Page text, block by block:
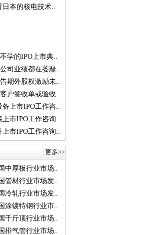
日本的核电技术..
学的IPO上市典..
司业绩都在萎靡..
告期外股权激励未..
户签收单或验收..
上市IPO工作咨..
市IPO工作咨询..
市IPO工作咨询..
更多>>
中厚板行业市场..
管材行业市场发..
冷轧行业市场发..
涂镀特钢行业市..
千斤顶行业市场..
排气管行业市场..